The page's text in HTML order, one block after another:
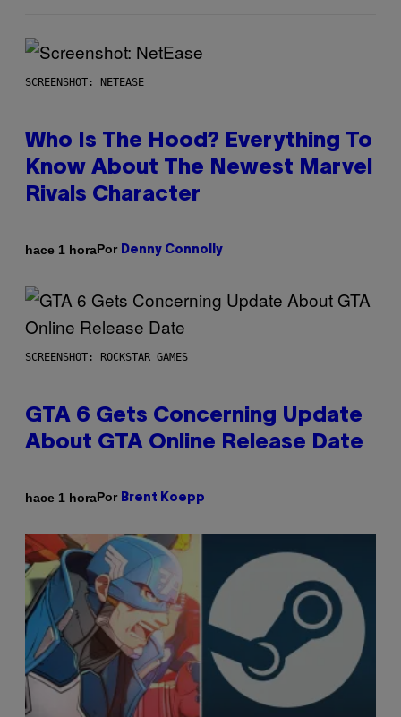
SCREENSHOT: NETEASE
Who Is The Hood? Everything To
Know About The Newest Marvel
Rivals Character
hace 1 horaPor Denny Connolly
SCREENSHOT: ROCKSTAR GAMES
GTA 6 Gets Concerning Update
About GTA Online Release Date
hace 1 horaPor Brent Koepp